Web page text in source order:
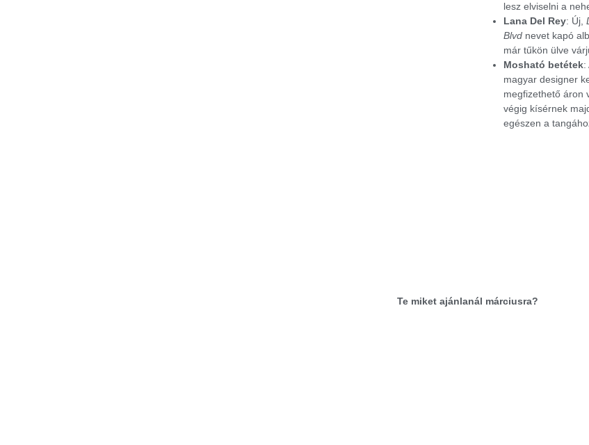
lesz elviselni a
Lana Del Rey: Új,
Blvd nevet kapó
már tűkön ülve
Mosható betétek:
magyar designer
megfizethető áron
végig kísérnek
egészen a
Te miket ajánlanál márciusra?